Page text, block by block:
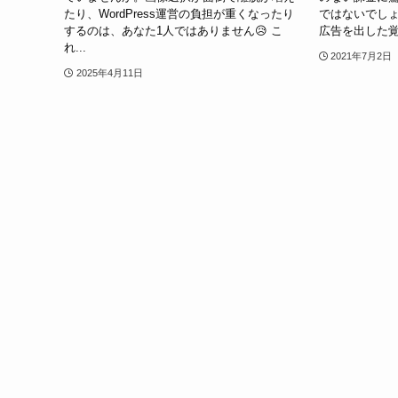
たり、WordPress運営の負担が重くなったり
するのは、あなた1人ではありません😥 こ
れ...
2025年4月11日
ではないでし
広告を出した
2021年7月2日